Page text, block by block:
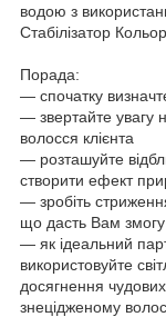
водою з
Стабілізатор
Порада:
― спочатку
― звертайте увагу
волосся клієнта
― розташуйте
створити ефект
― зробіть
що дасть Вам
― як ідеальний
використовуйте
досягнення
знецідженому